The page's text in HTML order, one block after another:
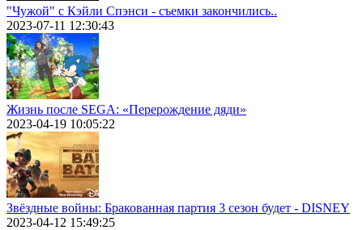
"Чужой" с Кэйли Спэнси - съемки закончились..
2023-07-11 12:30:43
Жизнь после SEGA: «Перерождение дяди»
2023-04-19 10:05:22
Звёздные войны: Бракованная партия 3 сезон будет - DISNEY
2023-04-12 15:49:25